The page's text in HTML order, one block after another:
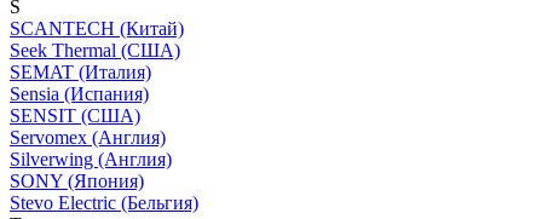
S
SCANTECH (Китай)
Seek Thermal (США)
SEMAT (Италия)
Sensia (Испания)
SENSIT (США)
Servomex (Англия)
Silverwing (Англия)
SONY (Япония)
Stevo Electric (Бельгия)